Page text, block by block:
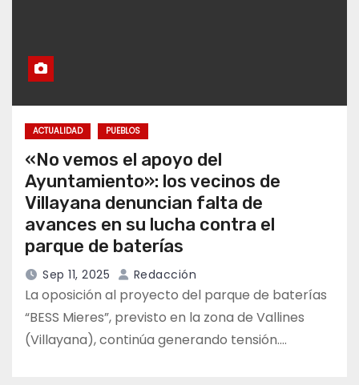
ACTUALIDAD PUEBLOS
«No vemos el apoyo del
Ayuntamiento»: los vecinos de
Villayana denuncian falta de
avances en su lucha contra el
parque de baterías
Sep 11, 2025 Redacción
La oposición al proyecto del parque de baterías
“BESS Mieres”, previsto en la zona de Vallines
(Villayana), continúa generando tensión.…